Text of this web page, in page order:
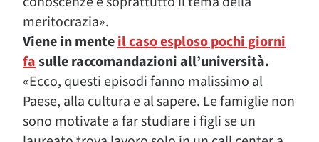
meritocrazia».
Viene in menteil caso esploso pochi giorni
fasulle raccomandazioni all’università.
«Ecco, questi episodi fanno malissimo al
Paese, alla cultura e al sapere. Le famiglie non
sono motivate a far studiare i figli se un